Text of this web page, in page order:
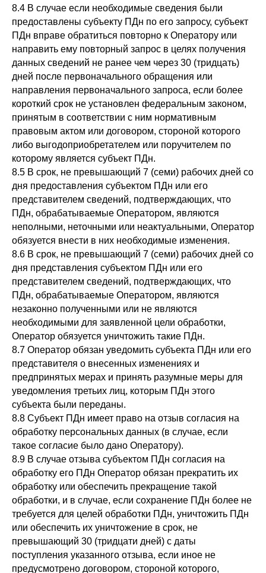
8.4 В случае если необходимые сведения были
предоставлены субъекту ПДн по его запросу, субъект
ПДн вправе обратиться повторно к Оператору или
направить ему повторный запрос в целях получения
данных сведений не ранее чем через 30 (тридцать)
дней после первоначального обращения или
направления первоначального запроса, если более
короткий срок не установлен федеральным законом,
принятым в соответствии с ним нормативным
правовым актом или договором, стороной которого
либо выгодоприобретателем или поручителем по
которому является субъект ПДн.
8.5 В срок, не превышающий 7 (семи) рабочих дней со
дня предоставления субъектом ПДн или его
представителем сведений, подтверждающих, что
ПДн, обрабатываемые Оператором, являются
неполными, неточными или неактуальными, Оператор
обязуется внести в них необходимые изменения.
8.6 В срок, не превышающий 7 (семи) рабочих дней со
дня представления субъектом ПДн или его
представителем сведений, подтверждающих, что
ПДн, обрабатываемые Оператором, являются
незаконно полученными или не являются
необходимыми для заявленной цели обработки,
Оператор обязуется уничтожить такие ПДн.
8.7 Оператор обязан уведомить субъекта ПДн или его
представителя о внесенных изменениях и
предпринятых мерах и принять разумные меры для
уведомления третьих лиц, которым ПДн этого
субъекта были переданы.
8.8 Субъект ПДн имеет право на отзыв согласия на
обработку персональных данных (в случае, если
такое согласие было дано Оператору).
8.9 В случае отзыва субъектом ПДн согласия на
обработку его ПДн Оператор обязан прекратить их
обработку или обеспечить прекращение такой
обработки, и в случае, если сохранение ПДн более не
требуется для целей обработки ПДн, уничтожить ПДн
или обеспечить их уничтожение в срок, не
превышающий 30 (тридцати дней) с даты
поступления указанного отзыва, если иное не
предусмотрено договором, стороной которого,